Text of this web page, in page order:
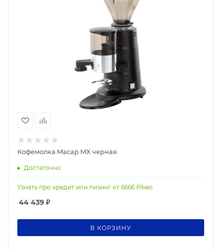
Кофемолка Macap MX черная
Достаточно
Узнать про кредит или лизинг от 6666 Р/мес
44 439 ₽
В КОРЗИНУ